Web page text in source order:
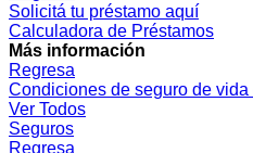
Solicitá tu préstamo aquí
Calculadora de Préstamos
Más información
Regresa
Condiciones de seguro de
Ver Todos
Seguros
Regresa